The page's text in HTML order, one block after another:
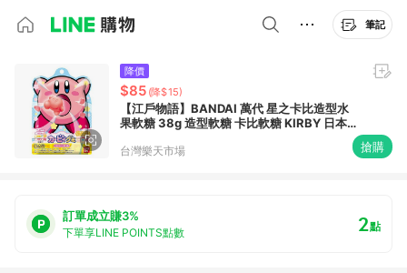
筆記
降價
$85 (降$15)
【江戶物語】BANDAI 萬代 星之卡比造型水
果軟糖 38g 造型軟糖 卡比軟糖 KIRBY 日本原
台灣樂天市場 搶購
訂單成立賺3%
下單享LINE POINTS點數 2點